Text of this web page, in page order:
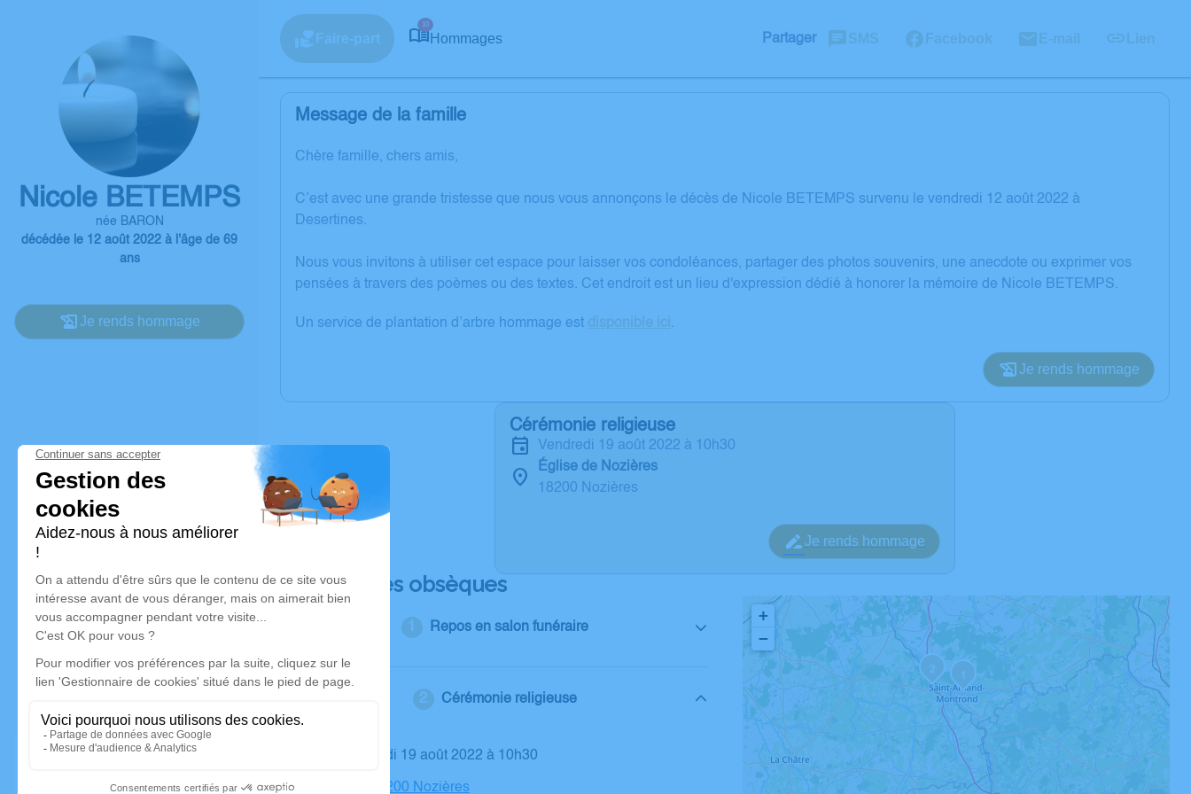
Nicole BETEMPS
née BARON
décédée le 12 août 2022 à l'âge de 69
ans
Je rends hommage
Faire-part
10
Hommages Partager SMS Facebook E-mail Lien
Message de la famille
Chère famille, chers amis,
C’est avec une grande tristesse que nous vous annonçons le décès de Nicole BETEMPS survenu le vendredi 12 août 2022 à
Desertines.
Nous vous invitons à utiliser cet espace pour laisser vos condoléances, partager des photos souvenirs, une anecdote ou exprimer vos
pensées à travers des poèmes ou des textes. Cet endroit est un lieu d'expression dédié à honorer la mémoire de Nicole BETEMPS.
Un service de plantation d’arbre hommage est disponible ici .
Je rends hommage
Cérémonie religieuse
vendredi 19 août 2022 à 10h30
Église de Nozières
18200 Nozières
Je rends hommage
Déroulé des obsèques
Repos en salon funéraire
Cérémonie religieuse
Le vendredi 19 août 2022 à 10h30
Église, 18200 Nozières
1
2
+
−